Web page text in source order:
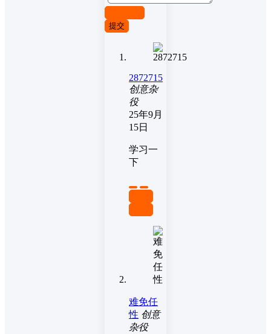
提交
2872715
创意杂
役
25年9月
15日
学习一
下
难免任
性 创意
杂役